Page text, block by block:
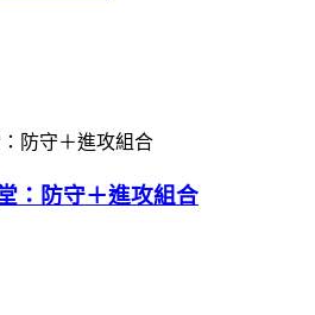
：防守＋進攻組合